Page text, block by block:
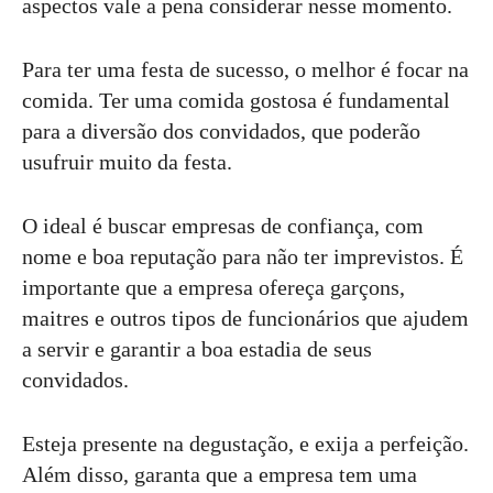
aspectos vale a pena considerar nesse momento.
Para ter uma festa de sucesso, o melhor é focar na
comida. Ter uma comida gostosa é fundamental
para a diversão dos convidados, que poderão
usufruir muito da festa.
O ideal é buscar empresas de confiança, com
nome e boa reputação para não ter imprevistos. É
importante que a empresa ofereça garçons,
maitres e outros tipos de funcionários que ajudem
a servir e garantir a boa estadia de seus
convidados.
Esteja presente na degustação, e exija a perfeição.
Além disso, garanta que a empresa tem uma